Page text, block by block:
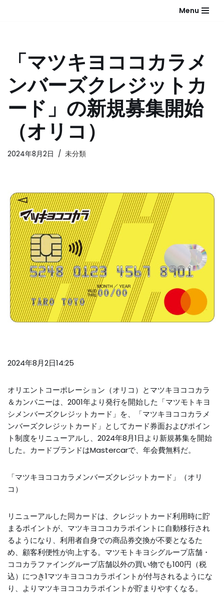
へ
キ
Menu
「マツキヨココカラメ
ンバーズクレジットカ
ード」の新規募集開始
（オリコ）
2024年8月2日 未分類
2024年8月2日14:25
オリエントコーポレーション（オリコ）とマツキヨココカラ
＆カンパニーは、2001年より発行を開始した「マツモトキヨ
シメンバーズクレジットカード」を、「マツキヨココカラメ
ンバーズクレジットカード」としてカード券面およびポイン
ト制度をリニューアルし、2024年8月1日より新規募集を開始
した。カードブランドはMastercarで、年会費無料だ。
「マツキヨココカラメンバーズクレジットカード」（オリ
コ）
リニューアルした同カードは、クレジットカード利用時に貯
まるポイントが、マツキヨココカラポイントに自動移行され
るようになり、利用者自身での商品券交換が不要となるた
め、顧客利便性が向上する。マツモトキヨシグループ店舗・
ココカラファイングループ店舗以外の買い物でも100円（税
込）につき1マツキヨココカラポイントが付与されるようにな
り、よりマツキヨココカラポイントが貯まりやすくなる。